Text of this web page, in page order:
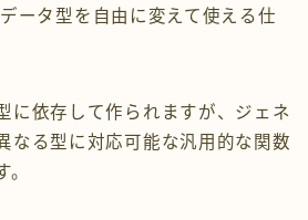
ータ型を自由に変えて使える仕
に依存して作られますが、ジェネ
なる型に対応可能な汎用的な関数